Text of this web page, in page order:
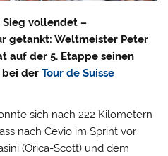
Sieg vollendet –
getankt: Weltmeister Peter
auf der 5. Etappe seinen
bei derTour de Suisse
sich nach 222 Kilometern
nach Cevio im Sprint vor
(Orica-Scott) und dem